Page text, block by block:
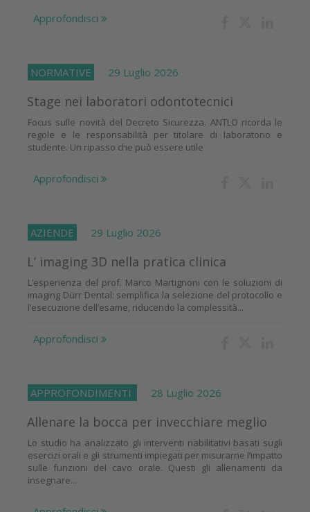
Approfondisci
NORMATIVE 29 Luglio 2026
Stage nei laboratori odontotecnici
Focus sulle novità del Decreto Sicurezza. ANTLO ricorda le
regole e le responsabilità per titolare di laboratorio e
studente. Un ripasso che può essere utile
Approfondisci
AZIENDE 29 Luglio 2026
L’ imaging 3D nella pratica clinica
L’esperienza del prof. Marco Martignoni con le soluzioni di
imaging Dürr Dental: semplifica la selezione del protocollo e
l’esecuzione dell’esame, riducendo la complessità...
Approfondisci
APPROFONDIMENTI 28 Luglio 2026
Allenare la bocca per invecchiare meglio
Lo studio ha analizzato gli interventi riabilitativi basati sugli
esercizi orali e gli strumenti impiegati per misurarne l’impatto
sulle funzioni del cavo orale. Questi gli allenamenti da
insegnare...